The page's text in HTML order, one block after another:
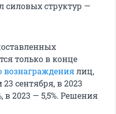
силовых структур —
только в конце
вознаграждениялиц,
сентября, в 2023
в 2023 — 5,5%. Решения